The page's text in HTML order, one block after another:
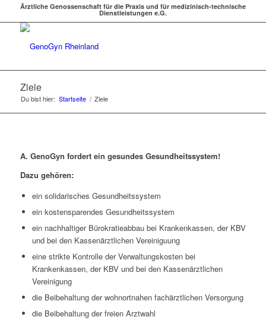
Ärztliche Genossenschaft für die Praxis und für medizinisch-technische
Dienstleistungen e.G.
Ziele
Du bist hier: Startseite / Ziele
A. GenoGyn fordert ein gesundes Gesundheitssystem!
Dazu gehören:
ein solidarisches Gesundheitssystem
ein kostensparendes Gesundheitssystem
ein nachhaltiger Bürokratieabbau bei Krankenkassen, der KBV
und bei den Kassenärztlichen Vereiniguung
eine strikte Kontrolle der Verwaltungskosten bei
Krankenkassen, der KBV und bei den Kassenärztlichen
Vereinigung
die Beibehaltung der wohnortnahen fachärztlichen Versorgung
die Beibehaltung der freien Arztwahl